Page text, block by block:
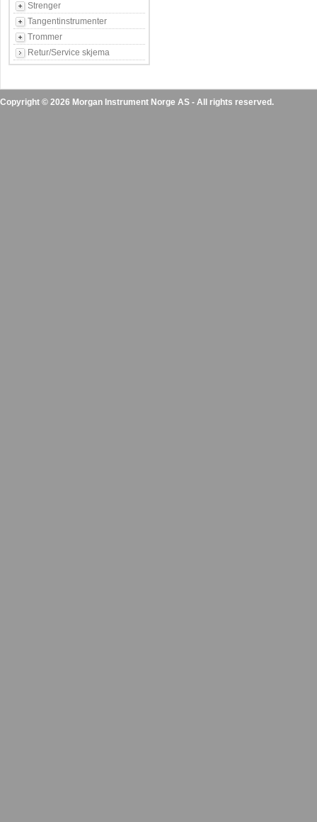
Strenger
Tangentinstrumenter
Trommer
Retur/Service skjema
Copyright © 2026 Morgan Instrument Norge AS - All rights reserved.